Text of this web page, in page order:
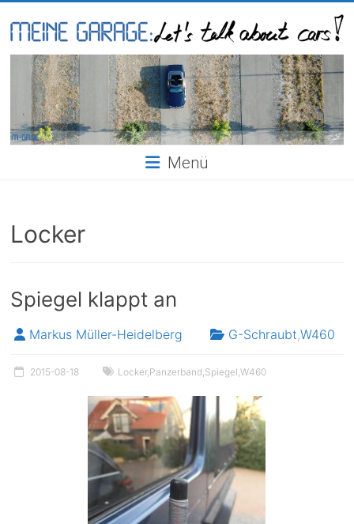
to
content
Meine
Garage
Menü
Locker
Spiegel klappt an
Markus Müller-Heidelberg G-Schraubt,W460
2015-08-18 Locker,Panzerband,Spiegel,W460